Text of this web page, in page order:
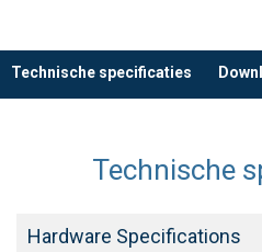
Technische specificaties
Technische
Hardware Specifications